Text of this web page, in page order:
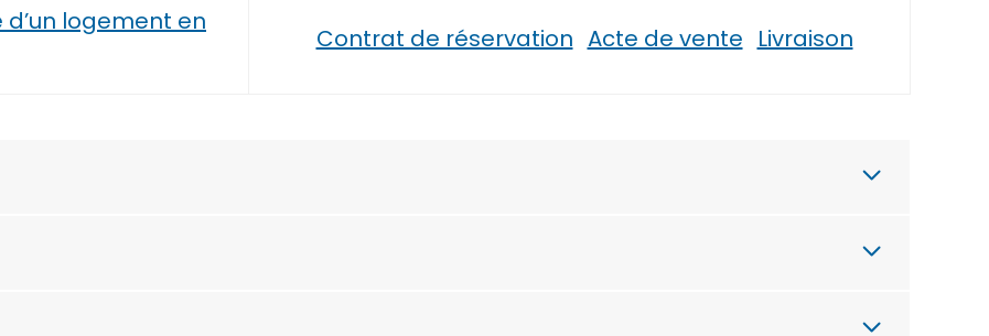
d’un logement en
Contrat de réservation Acte de vente Livraison